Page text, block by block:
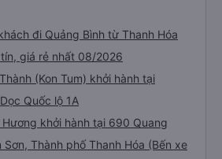
đi Quảng Bình từ Thanh Hóa
giá rẻ nhất 08/2026
(Kon Tum) khởi hành tại
Quốc lộ 1A
Hương khởi hành tại 690 Quang
Sơn, Thành phố Thanh Hóa (Bến xe